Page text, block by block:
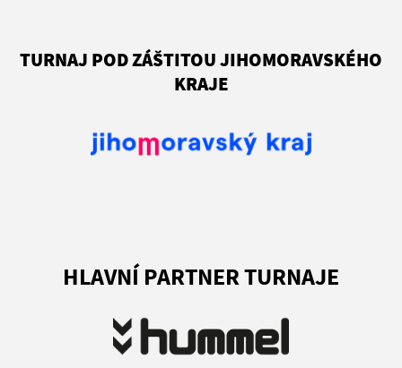
TURNAJ POD ZÁŠTITOU JIHOMORAVSKÉHO
KRAJE
HLAVNÍ PARTNER TURNAJE